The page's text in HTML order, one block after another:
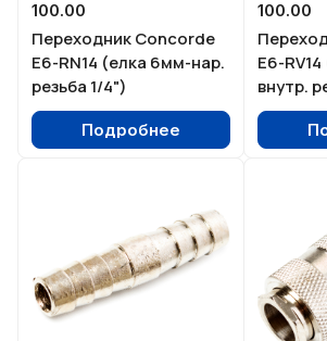
100.00
Переходник Concorde
E6-RN14 (елка 6мм-нар.
резьба 1/4")
Подробнее
100.00
E6-
внутр.